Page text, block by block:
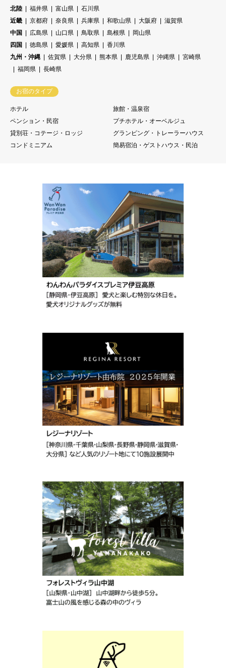
北陸 福井県 富山県
石川県
近畿
京都府 奈良県 兵庫県 和歌山県 大阪府
滋賀県
中国
広島県 山口県 鳥取県 島根県
岡山県
四国
徳島県 愛媛県 高知県
香川県
九州・沖縄
佐賀県 大分県 熊本県 鹿児島県 沖縄県
宮崎県
福岡県
長崎県
お宿のタイプ
ホテル
旅館・温泉宿
ペンション・民宿
プチホテル・オーベルジュ
貸別荘・コテージ・ロッジ
グランピング・トレーラーハウス
コンドミニアム
簡易宿泊・ゲストハウス・民泊